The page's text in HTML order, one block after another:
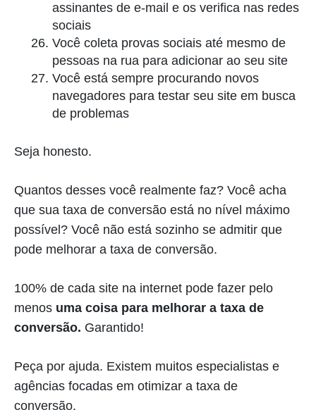
assinantes de e-mail e os verifica nas redes
sociais
Você coleta provas sociais até mesmo de
pessoas na rua para adicionar ao seu site
Você está sempre procurando novos
navegadores para testar seu site em busca
de problemas
Seja honesto.
Quantos desses você realmente faz? Você acha
que sua taxa de conversão está no nível máximo
possível? Você não está sozinho se admitir que
pode melhorar a taxa de conversão.
100% de cada site na internet pode fazer pelo
menos uma coisa para melhorar a taxa de
conversão. Garantido!
Peça por ajuda. Existem muitos especialistas e
agências focadas em otimizar a taxa de
conversão.